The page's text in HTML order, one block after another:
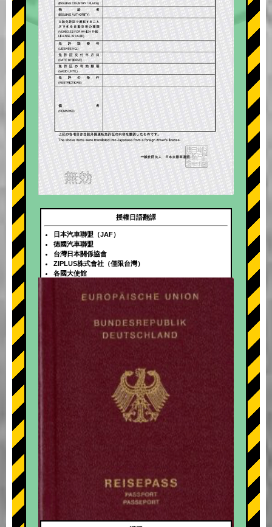
+
授權日語翻譯
日本汽車聯盟（JAF）
德國汽車聯盟
台灣日本關係協會
ZIPLUS株式會社（僅限台灣）
各國大使館